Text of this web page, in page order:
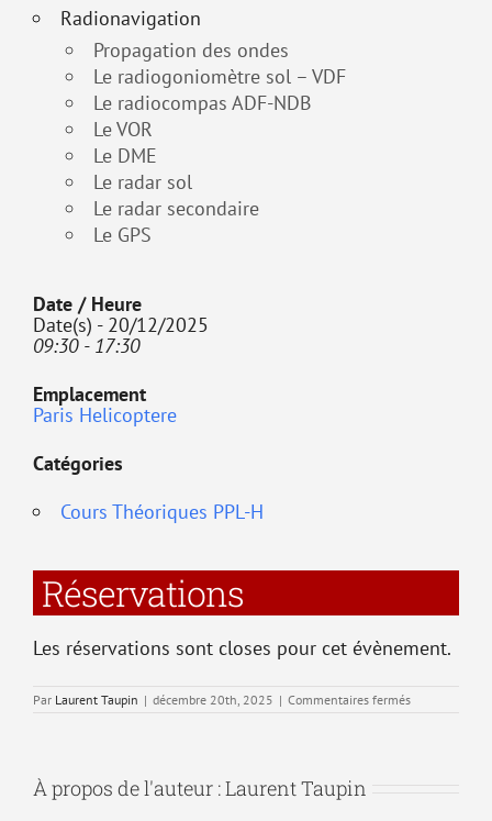
Radionavigation
Propagation des ondes
Le radiogoniomètre sol – VDF
Le radiocompas ADF-NDB
Le VOR
Le DME
Le radar sol
Le radar secondaire
Le GPS
Date / Heure
Date(s) - 20/12/2025
09:30 - 17:30
Emplacement
Paris Helicoptere
Catégories
Cours Théoriques PPL-H
Réservations
Les réservations sont closes pour cet évènement.
Par Laurent Taupin | décembre 20th, 2025 | Commentaires ferméssur
À propos de l'auteur :Laurent Taupin